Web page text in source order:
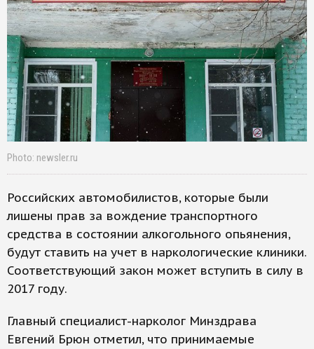
Photo: newsler.ru
Российских автомобилистов, которые были
лишены прав за вождение транспортного
средства в состоянии алкогольного опьянения,
будут ставить на учет в наркологические клиники.
Соответствующий закон может вступить в силу в
2017 году.
Главный специалист-нарколог Минздрава
Евгений Брюн отметил, что принимаемые